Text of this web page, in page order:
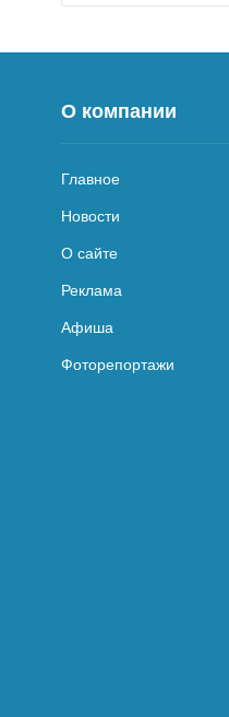
О компании
Главное
Новости
О сайте
Реклама
Афиша
Фоторепортажи